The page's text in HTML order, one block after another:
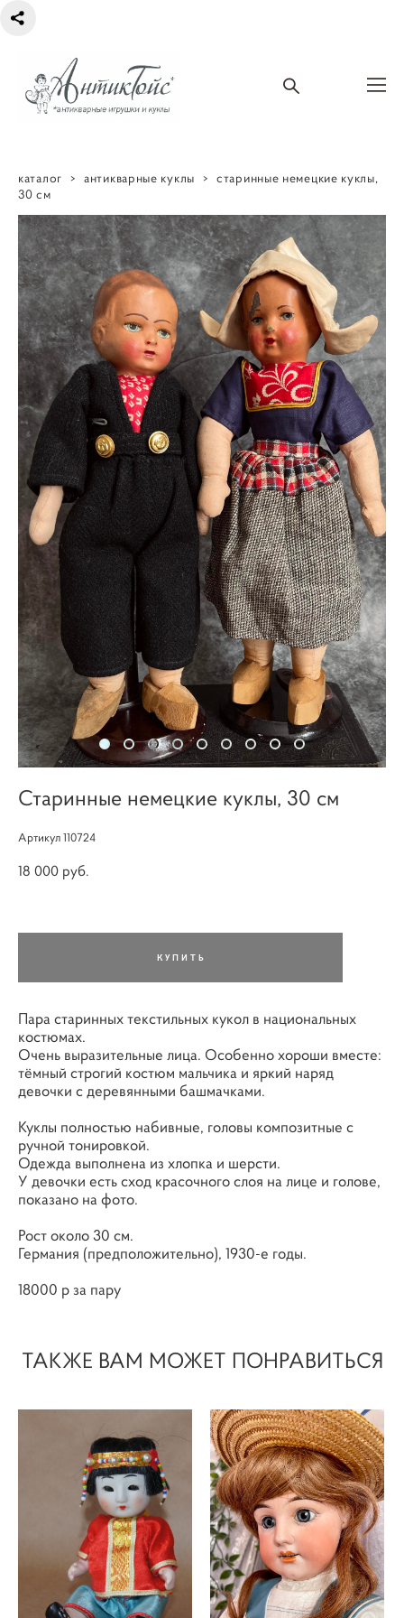
каталог > антикварные куклы > старинные немецкие куклы,
30 см
Старинные немецкие куклы, 30 см
Артикул 110724
18 000 pуб.
КУПИТЬ
Пара старинных текстильных кукол в национальных
костюмах.
Очень выразительные лица. Особенно хороши вместе:
тёмный строгий костюм мальчика и яркий наряд
девочки с деревянными башмачками.
Куклы полностью набивные, головы композитные с
ручной тонировкой.
Одежда выполнена из хлопка и шерсти.
У девочки есть сход красочного слоя на лице и голове,
показано на фото.
Рост около 30 см.
Германия (предположительно), 1930-е годы.
18000 р за пару
ТАКЖЕ ВАМ МОЖЕТ ПОНРАВИТЬСЯ